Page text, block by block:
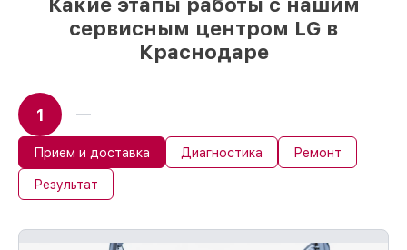
сервисным центром LG в
Краснодаре
1
Прием и доставка Диагностика Ремонт
Результат